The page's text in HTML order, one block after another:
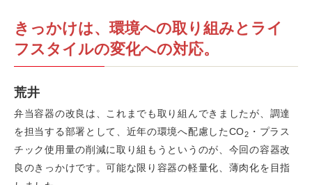
きっかけは、環境への取り組みとライ
フスタイルの変化への対応。
荒井
弁当容器の改良は、これまでも取り組んできましたが、調達
を担当する部署として、近年の環境へ配慮したCO2 ・プラス
チック使用量の削減に取り組もうというのが、今回の容器改
良のきっかけです。可能な限り容器の軽量化、薄肉化を目指